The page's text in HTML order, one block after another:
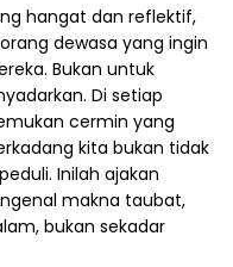
hangat dan reflektif,
dewasa yang ingin
Bukan untuk
Di setiap
cermin yang
kita bukan tidak
Inilah ajakan
makna taubat,
bukan sekadar